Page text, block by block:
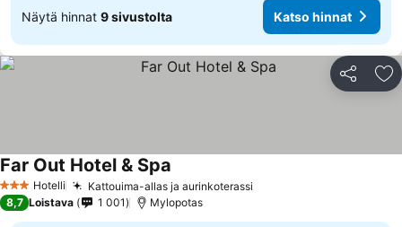
Näytä hinnat 9 sivustolta Katso hinnat
Jaa
3 Tähtiluokitus
Hotelli Kattouima-allas ja aurinkoterassi
Far Out Hotel & Spa
8,7 Loistava 1 001 Mylopotas